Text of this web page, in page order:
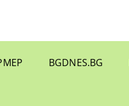
BGDNES.BG